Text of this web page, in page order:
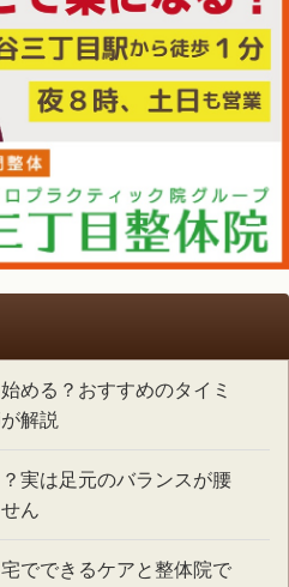
める？おすすめのタイミ
解説
実は足元のバランスが腰
ん
でできるケアと整体院で